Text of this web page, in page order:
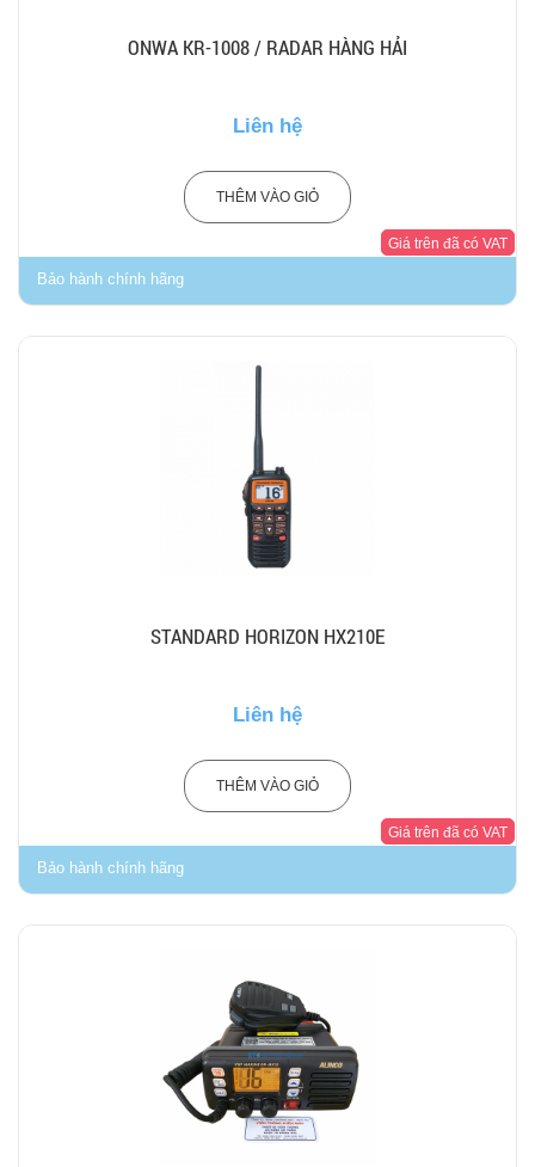
ONWA KR-1008 / RADAR HÀNG HẢI
Liên hệ
THÊM VÀO GIỎ
Bảo hành chính hãng
Giá trên đã có VAT
STANDARD HORIZON HX210E
Liên hệ
THÊM VÀO GIỎ
Bảo hành chính hãng
Giá trên đã có VAT